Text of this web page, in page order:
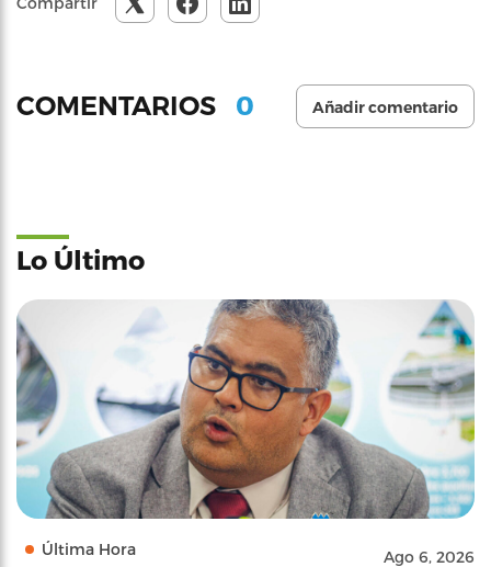
COMENTARIOS 0 Añadir comentario
Lo Último
Última Hora Ago 6, 2026